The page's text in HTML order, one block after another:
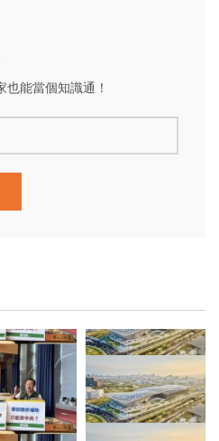
能當個知識通！